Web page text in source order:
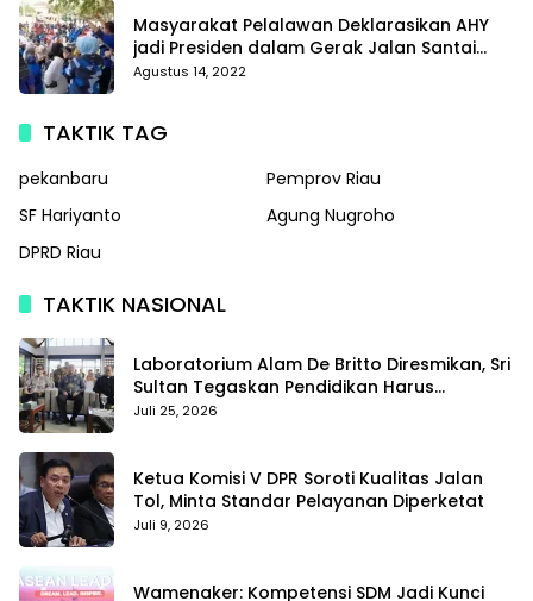
Masyarakat Pelalawan Deklarasikan AHY
jadi Presiden dalam Gerak Jalan Santai
Partai Demokrat
Agustus 14, 2022
TAKTIK TAG
pekanbaru
Pemprov Riau
SF Hariyanto
Agung Nugroho
DPRD Riau
TAKTIK NASIONAL
Laboratorium Alam De Britto Diresmikan, Sri
Sultan Tegaskan Pendidikan Harus
Membentuk Karakter
Juli 25, 2026
Ketua Komisi V DPR Soroti Kualitas Jalan
Tol, Minta Standar Pelayanan Diperketat
Juli 9, 2026
Wamenaker: Kompetensi SDM Jadi Kunci